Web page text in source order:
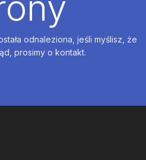
odnaleziona, jeśli myślisz, że
prosimy o kontakt.